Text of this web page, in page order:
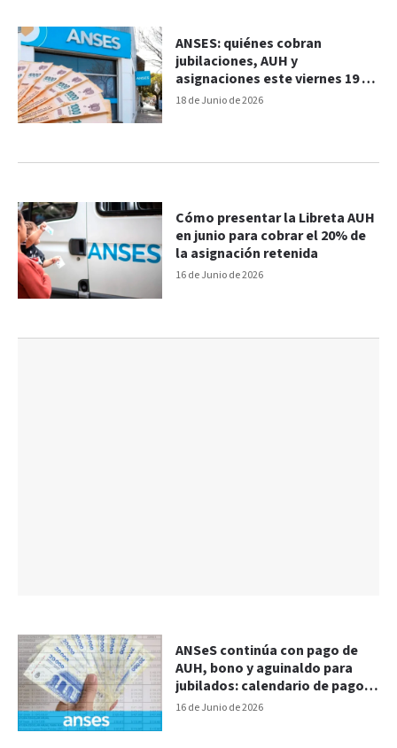
18 de Junio de 2026
ANSES: quiénes cobran
jubilaciones, AUH y
asignaciones este viernes 19 de
junio
16 de Junio de 2026
Cómo presentar la Libreta AUH
en junio para cobrar el 20% de
la asignación retenida
16 de Junio de 2026
ANSeS continúa con pago de
AUH, bono y aguinaldo para
jubilados: calendario de pagos
de esta semana